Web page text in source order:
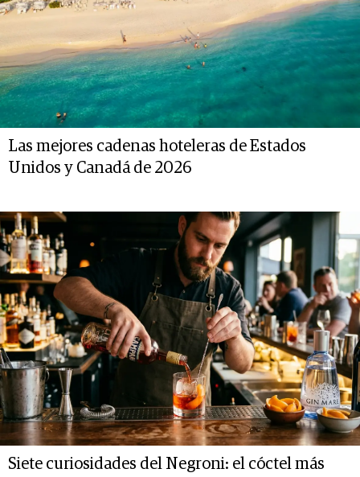
Las mejores cadenas hoteleras de Estados
Unidos y Canadá de 2026
Siete curiosidades del Negroni: el cóctel más